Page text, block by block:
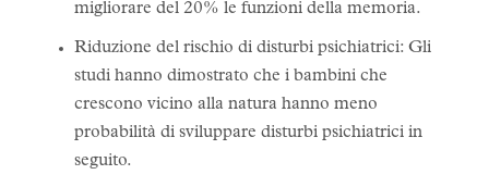
migliorare del 20% le funzioni della memoria.
Riduzione del rischio di disturbi psichiatrici: Gli
studi hanno dimostrato che i bambini che
crescono vicino alla natura hanno meno
probabilità di sviluppare disturbi psichiatrici in
seguito.